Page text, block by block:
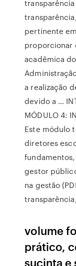
transparência
pertinente
proporcionar
acadêmica
a realização
devido a …
MÓDULO 4:
Este módulo
diretores
gestor
na gestão
volume
prático,
sucinta e